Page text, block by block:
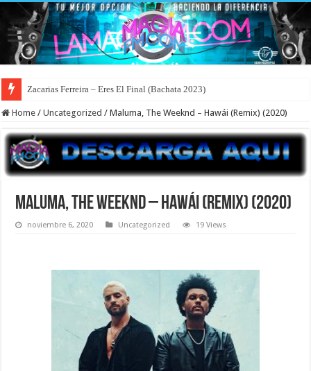
Zacarias Ferreira – Eres El Final (Bachata 2023)
Home / Uncategorized / Maluma, The Weeknd – Hawái (Remix) (2020)
Maluma, The Weeknd – Hawái (Remix) (2020)
noviembre 6, 2020 Uncategorized 19 Views